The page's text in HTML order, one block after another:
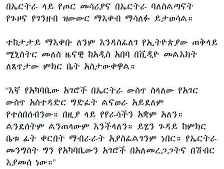
በኤርትራ ላይ የጦር መሳሪያና በኤርትራ ባለስልጣናት
የጉዞና የገንዘብ ዝውውር ማእቀብ ማሳለፉ ይታወሳል።
ተከታታይ ማእቀቡ ለንም እንዳስፈለገ የኢትዮጵያው ጠቅላይ
ሚኒስትር መለስ ዜናዊ ከአዲስ አበባ በቪዲዮ መልእክት
ለጸጥታው ምክር ቤት አስታውቀዋል።
“እኛ የአካባቢው አገሮች በኤርትራ ውስጥ ስላለው የአገር
ውስጥ አስተዳድር ግድፈት ልናወራ አይደለም
የተሰበሰብንው። በዚያ ላይ የየራሳችን አቋም አለን።
ልንደሰትም ልንጠላውም እንችላለን። ይሄን ጉዳይ ከምክር
ቤቱ ፊት ቀርበት ማብራራት አያስፈልገንም ነበር። የኤርትራ
መንግስት ግን የአካባቢውን አገሮች በአለመረጋጋትና በሽብር
እያመሰ ነው።”